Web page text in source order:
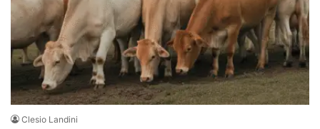
Clesio Landini